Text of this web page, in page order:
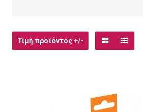
Τιμή προϊόντος +/-